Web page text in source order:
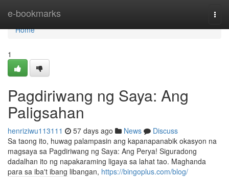
e-bookmarks
Home
Home
1
Pagdiriwang ng Saya: Ang
Paligsahan
henriziwu113111 57 days ago News
Discuss
Sa taong ito, huwag palampasin ang kapanapanabik okasyon na
magsaya sa Pagdiriwang ng Saya: Ang Perya! Siguradong
dadalhan ito ng napakaraming ligaya sa lahat tao. Maghanda
para sa iba't ibang libangan, https://bingoplus.com/blog/